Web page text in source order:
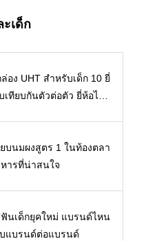
เด็ก
อง UHT สำหรับเด็ก 10 ยี่
เทียบกันตัวต่อตัว ยี่ห้อไห
ยบนมผงสูตร 1 ในท้องตลา
ารที่น่าสนใจ
นเด็กยุคใหม่ แบรนด์ไหน
แบรนด์ต่อแบรนด์